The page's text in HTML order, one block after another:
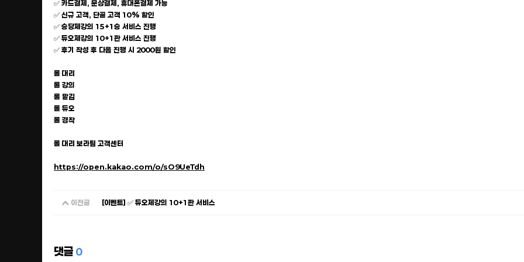
✅ 카드결제, 문상결제, 휴대폰결제 가능
✅ 신규 고객, 단골 고객 10% 할인
✅ 승당제강의 15+1승 서비스 진행
✅ 듀오제강의 10+1판 서비스 진행
✅ 후기 작성 후 다음 진행 시 2000원 할인
롤 대리
롤 강의
롤 맡김
롤 듀오
롤 경작
롤 대리 보라팀 고객센터
https://open.kakao.com/o/sO9UeTdh
이전글 [이벤트] ✅ 듀오제강의 10+1판 서비스
댓글 0